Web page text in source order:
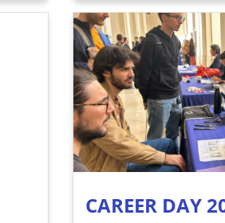
CAREER DAY